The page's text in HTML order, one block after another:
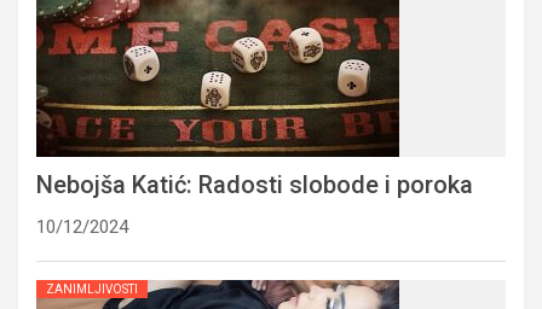
Nebojša Katić: Radosti slobode i poroka
10/12/2024
ZANIMLJIVOSTI